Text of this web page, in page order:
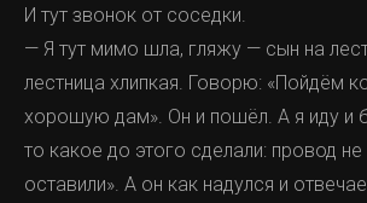
И тут звонок от соседки.
— Я тут мимо шла, гляжу — сын на
лестница хлипкая. Говорю: «Пойдём
хорошую дам». Он и пошёл. А я иду и
то какое до этого сделали: провод
оставили». А он как надулся и